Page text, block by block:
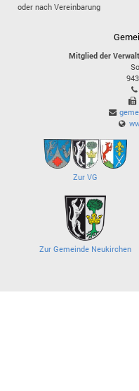
oder nach Vereinbarung
Mitglied der
Zur VG
Zur Gemeinde Neukirchen